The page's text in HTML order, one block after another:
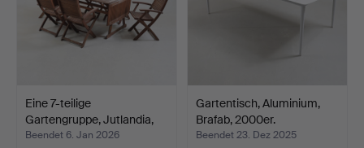
Eine 7-teilige
Gartengruppe, Jutlandia,
21…
Beendet 6. Jan 2026
Gartentisch, Aluminium,
Brafab, 2000er.
Beendet 23. Dez 2025